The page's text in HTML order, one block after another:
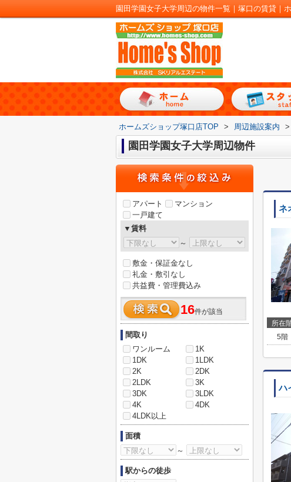
園田学園女子大学周辺の物件一覧｜塚口の賃貸｜
ホームズショップ塚口店TOP > 周辺施設案内 >
園田学園女子大学周辺物件
ネ
所在
5階
ハ
アパート
マンション
一戸建て
▼賃料
～
敷金・保証金なし
礼金・敷引なし
共益費・管理費込み
16件が該当
間取り
ワンルーム
1K
1DK
1LDK
2K
2DK
2LDK
3K
3DK
3LDK
4K
4DK
4LDK以上
面積
～
駅からの徒歩